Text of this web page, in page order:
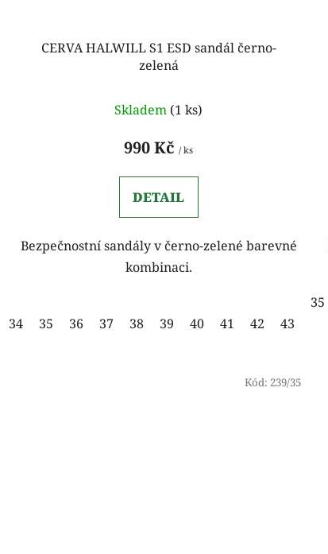
CERVA HALWILL S1 ESD sandál černo-
zelená
Skladem (1 ks)
990 Kč/ ks
DETAIL
Bezpečnostní sandály v černo-zelené barevné
kombinaci.
34 35 36 37 38 39 40 41 42 43
35
Kód: 239/35